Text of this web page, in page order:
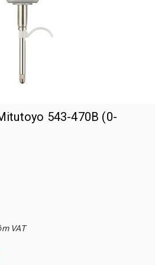
543-470B (0-
VAT